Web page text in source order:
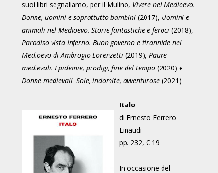
suoi libri segnaliamo, per il Mulino, Vivere nel Medioevo.
Donne, uomini e soprattutto bambini(2017), Uomini e
animali nel Medioevo. Storie fantastiche e feroci(2018),
Paradiso vista Inferno. Buon governo e tirannide nel
Medioevo di Ambrogio Lorenzetti(2019), Paure
medievali. Epidemie, prodigi, fine del tempo(2020) e
Donne medievali. Sole, indomite, avventurose(2021).
Italo
di Ernesto Ferrero
Einaudi
pp. 232, € 19
In occasione del